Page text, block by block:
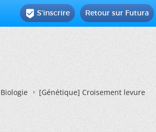
Retour sur Futura
 S'inscrire
Biologie [Génétique]Croisement levure